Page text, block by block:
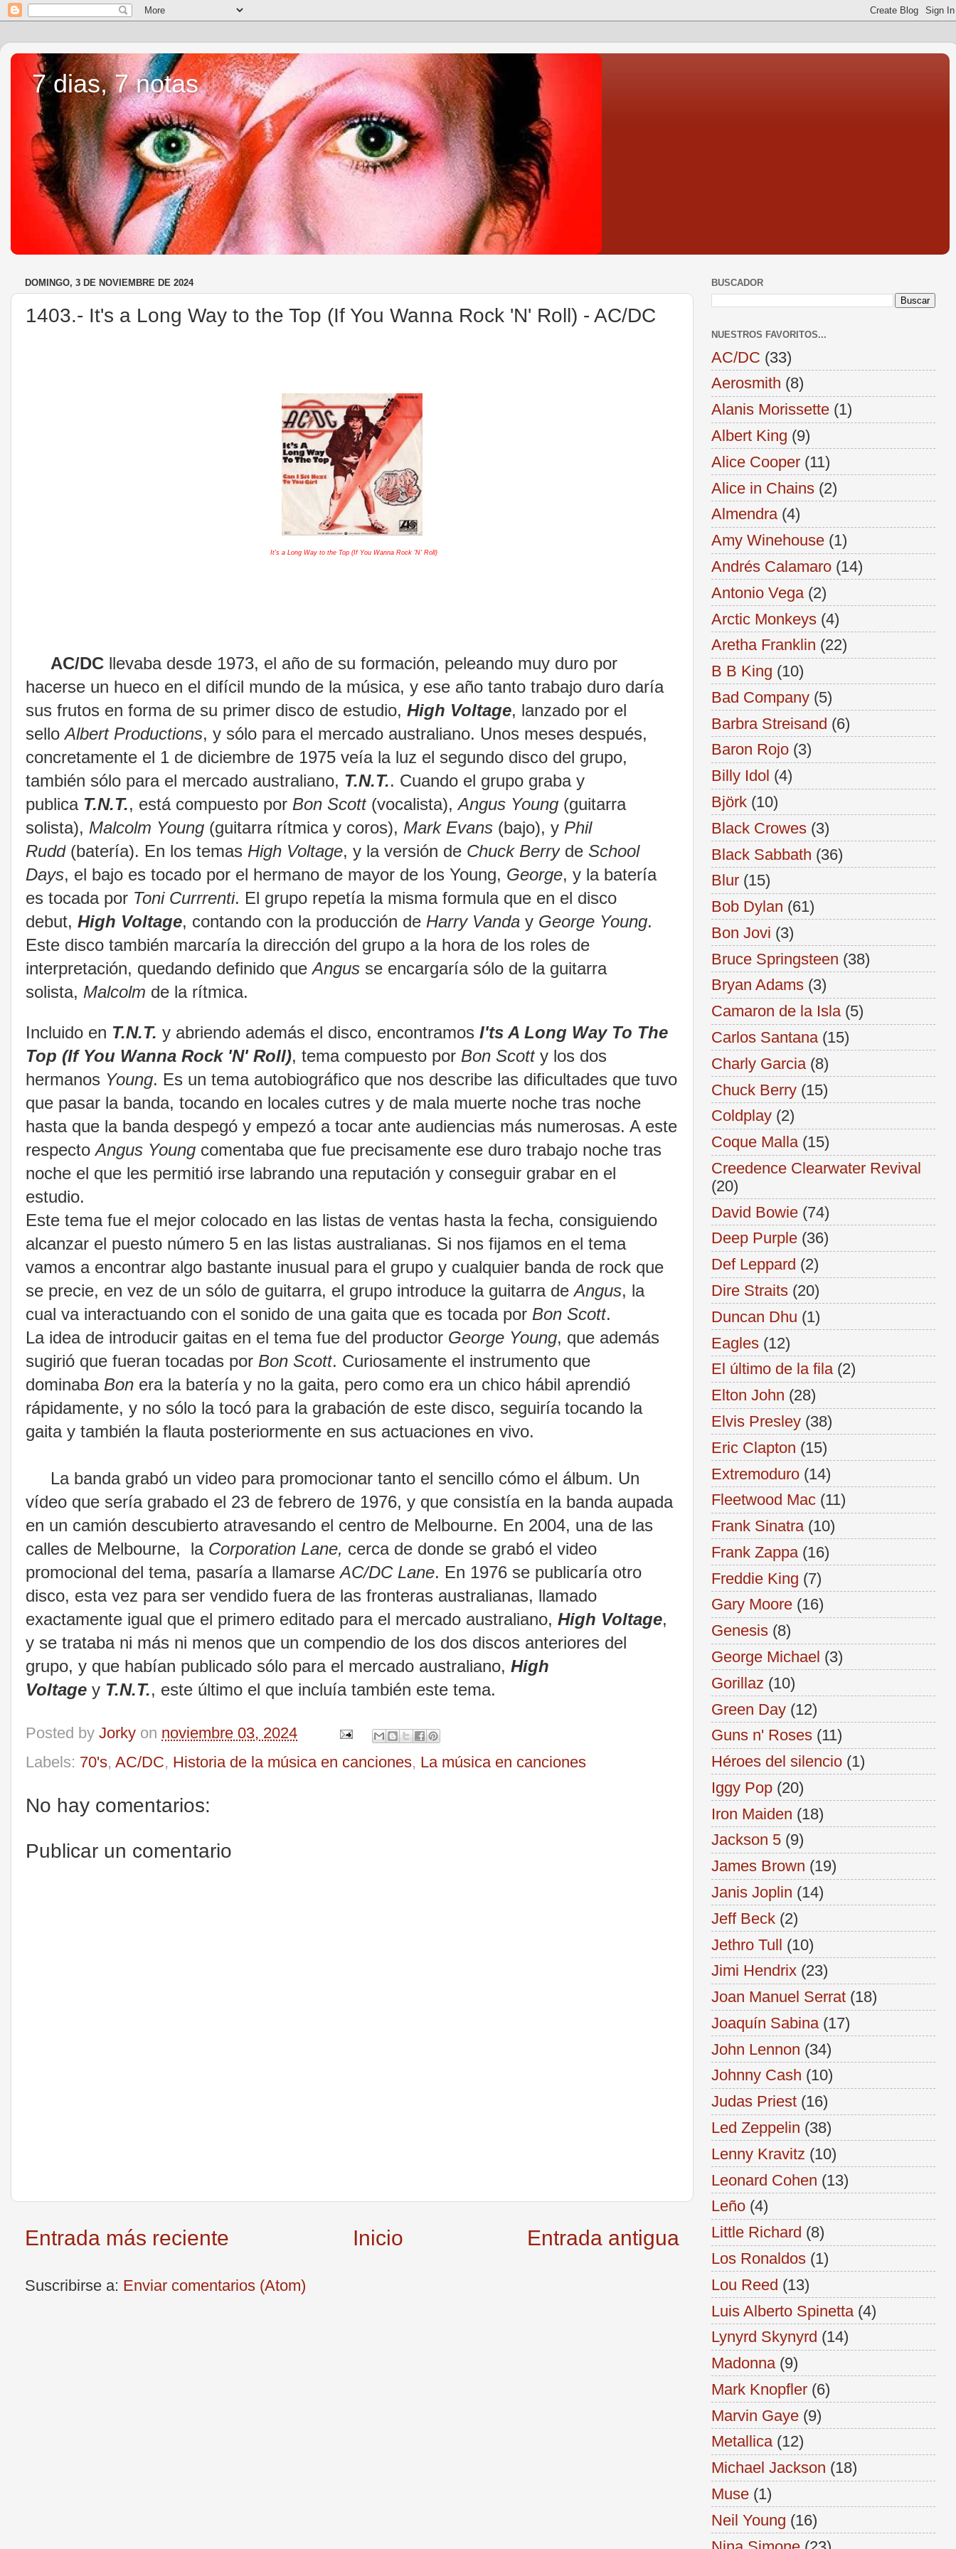
7 dias, 7 notas
DOMINGO, 3 DE NOVIEMBRE DE 2024
1403.- It's a Long Way to the Top (If You Wanna Rock 'N' Roll) - AC/DC
It's a Long Way to the Top (If You Wanna Rock 'N' Roll)
AC/DC llevaba desde 1973, el año de su formación, peleando muy duro por
hacerse un hueco en el difícil mundo de la música, y ese año tanto trabajo duro daría
sus frutos en forma de su primer disco de estudio, High Voltage, lanzado por el
selloAlbert Productions, y sólo para el mercado australiano. Unos meses después,
concretamente el 1 de diciembre de 1975 veía la luz el segundo disco del grupo,
también sólo para el mercado australiano, T.N.T.. Cuando el grupo graba y
publica T.N.T., está compuesto por Bon Scott (vocalista),Angus Young (guitarra
solista), Malcolm Young (guitarra rítmica y coros), Mark Evans (bajo), y Phil
Rudd (batería). En los temas High Voltage, y la versión de Chuck Berry de School
Days, el bajo es tocado por el hermano de mayor de los Young, George, y la batería
es tocada por Toni Currrenti. El grupo repetía la misma formula que en el disco
debut, High Voltage, contando con la producción de Harry Vanda y George Young.
Este disco también marcaría la dirección del grupo a la hora de los roles de
interpretación, quedando definido queAngus se encargaría sólo de la guitarra
solista, Malcolm de la rítmica.
Incluido en T.N.T. y abriendo además el disco, encontramos I'ts A Long Way To The
Top (If You Wanna Rock 'N' Roll), tema compuesto por Bon Scott y los dos
hermanos Young. Es un tema autobiográfico que nos describe las dificultades que tuvo
que pasar la banda, tocando en locales cutres y de mala muerte noche tras noche
hasta que la banda despegó y empezó a tocar ante audiencias más numerosas. A este
respectoAngus Young comentaba que fue precisamente ese duro trabajo noche tras
noche el que les permitió irse labrando una reputación y conseguir grabar en el
estudio.
Este tema fue el mejor colocado en las listas de ventas hasta la fecha, consiguiendo
alcanzar el puesto número 5 en las listas australianas. Si nos fijamos en el tema
vamos a encontrar algo bastante inusual para el grupo y cualquier banda de rock que
se precie, en vez de un sólo de guitarra, el grupo introduce la guitarra deAngus, la
cual va interactuando con el sonido de una gaita que es tocada por Bon Scott.
La idea de introducir gaitas en el tema fue del productor George Young, que además
sugirió que fueran tocadas por Bon Scott. Curiosamente el instrumento que
dominaba Bon era la batería y no la gaita, pero como era un chico hábil aprendió
rápidamente, y no sólo la tocó para la grabación de este disco, seguiría tocando la
gaita y también la flauta posteriormente en sus actuaciones en vivo.
La banda grabó un video para promocionar tanto el sencillo cómo el álbum. Un
vídeo que sería grabado el 23 de febrero de 1976, y que consistía en la banda aupada
en un camión descubierto atravesando el centro de Melbourne. En 2004, una de las
calles de Melbourne, la Corporation Lane, cerca de donde se grabó el video
promocional del tema, pasaría a llamarseAC/DC Lane. En 1976 se publicaría otro
disco, esta vez para ser vendido fuera de las fronteras australianas, llamado
exactamente igual que el primero editado para el mercado australiano, High Voltage,
y se trataba ni más ni menos que un compendio de los dos discos anteriores del
grupo, y que habían publicado sólo para el mercado australiano, High
Voltage y T.N.T., este último el que incluía también este tema.
Posted by Jorky on noviembre 03, 2024
Labels: 70's, AC/DC, Historia de la música en canciones, La música en canciones
No hay comentarios:
Publicar un comentario
Entrada más reciente Entrada antigua
Inicio
Suscribirse a: Enviar comentarios (Atom)
BUSCADOR
NUESTROS FAVORITOS...
AC/DC (33)
Aerosmith (8)
Alanis Morissette (1)
Albert King (9)
Alice Cooper (11)
Alice in Chains (2)
Almendra (4)
Amy Winehouse (1)
Andrés Calamaro (14)
Antonio Vega (2)
Arctic Monkeys (4)
Aretha Franklin (22)
B B King (10)
Bad Company (5)
Barbra Streisand (6)
Baron Rojo (3)
Billy Idol (4)
Björk (10)
Black Crowes (3)
Black Sabbath (36)
Blur (15)
Bob Dylan (61)
Bon Jovi (3)
Bruce Springsteen (38)
Bryan Adams (3)
Camaron de la Isla (5)
Carlos Santana (15)
Charly Garcia (8)
Chuck Berry (15)
Coldplay (2)
Coque Malla (15)
Creedence Clearwater Revival
(20)
David Bowie (74)
Deep Purple (36)
Def Leppard (2)
Dire Straits (20)
Duncan Dhu (1)
Eagles (12)
El último de la fila (2)
Elton John (28)
Elvis Presley (38)
Eric Clapton (15)
Extremoduro (14)
Fleetwood Mac (11)
Frank Sinatra (10)
Frank Zappa (16)
Freddie King (7)
Gary Moore (16)
Genesis (8)
George Michael (3)
Gorillaz (10)
Green Day (12)
Guns n' Roses (11)
Héroes del silencio (1)
Iggy Pop (20)
Iron Maiden (18)
Jackson 5 (9)
James Brown (19)
Janis Joplin (14)
Jeff Beck (2)
Jethro Tull (10)
Jimi Hendrix (23)
Joan Manuel Serrat (18)
Joaquín Sabina (17)
John Lennon (34)
Johnny Cash (10)
Judas Priest (16)
Led Zeppelin (38)
Lenny Kravitz (10)
Leonard Cohen (13)
Leño (4)
Little Richard (8)
Los Ronaldos (1)
Lou Reed (13)
Luis Alberto Spinetta (4)
Lynyrd Skynyrd (14)
Madonna (9)
Mark Knopfler (6)
Marvin Gaye (9)
Metallica (12)
Michael Jackson (18)
Muse (1)
Neil Young (16)